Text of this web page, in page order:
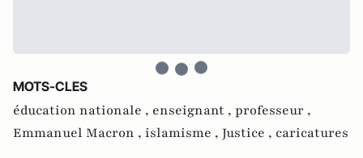
MOTS-CLES
éducation nationale , enseignant , professeur ,
Emmanuel Macron , islamisme , Justice , caricatures